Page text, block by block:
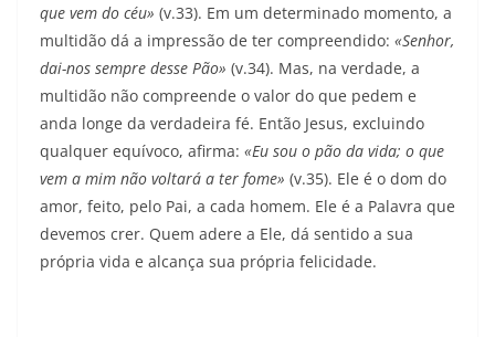
que vem do céu» (v.33). Em um determinado momento, a
multidão dá a impressão de ter compreendido: «Senhor,
dai-nos sempre desse Pão» (v.34). Mas, na verdade, a
multidão não compreende o valor do que pedem e
anda longe da verdadeira fé. Então Jesus, excluindo
qualquer equívoco, afirma: «Eu sou o pão da vida; o que
vem a mim não voltará a ter fome» (v.35). Ele é o dom do
amor, feito, pelo Pai, a cada homem. Ele é a Palavra que
devemos crer. Quem adere a Ele, dá sentido a sua
própria vida e alcança sua própria felicidade.­